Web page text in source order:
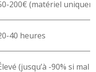
200€ (matériel
40 heures
(jusqu’à -90% si mal